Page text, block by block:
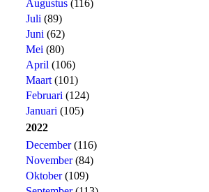
Augustus (116)
Juli (89)
Juni (62)
Mei (80)
April (106)
Maart (101)
Februari (124)
Januari (105)
2022
December(116)
November(84)
Oktober(109)